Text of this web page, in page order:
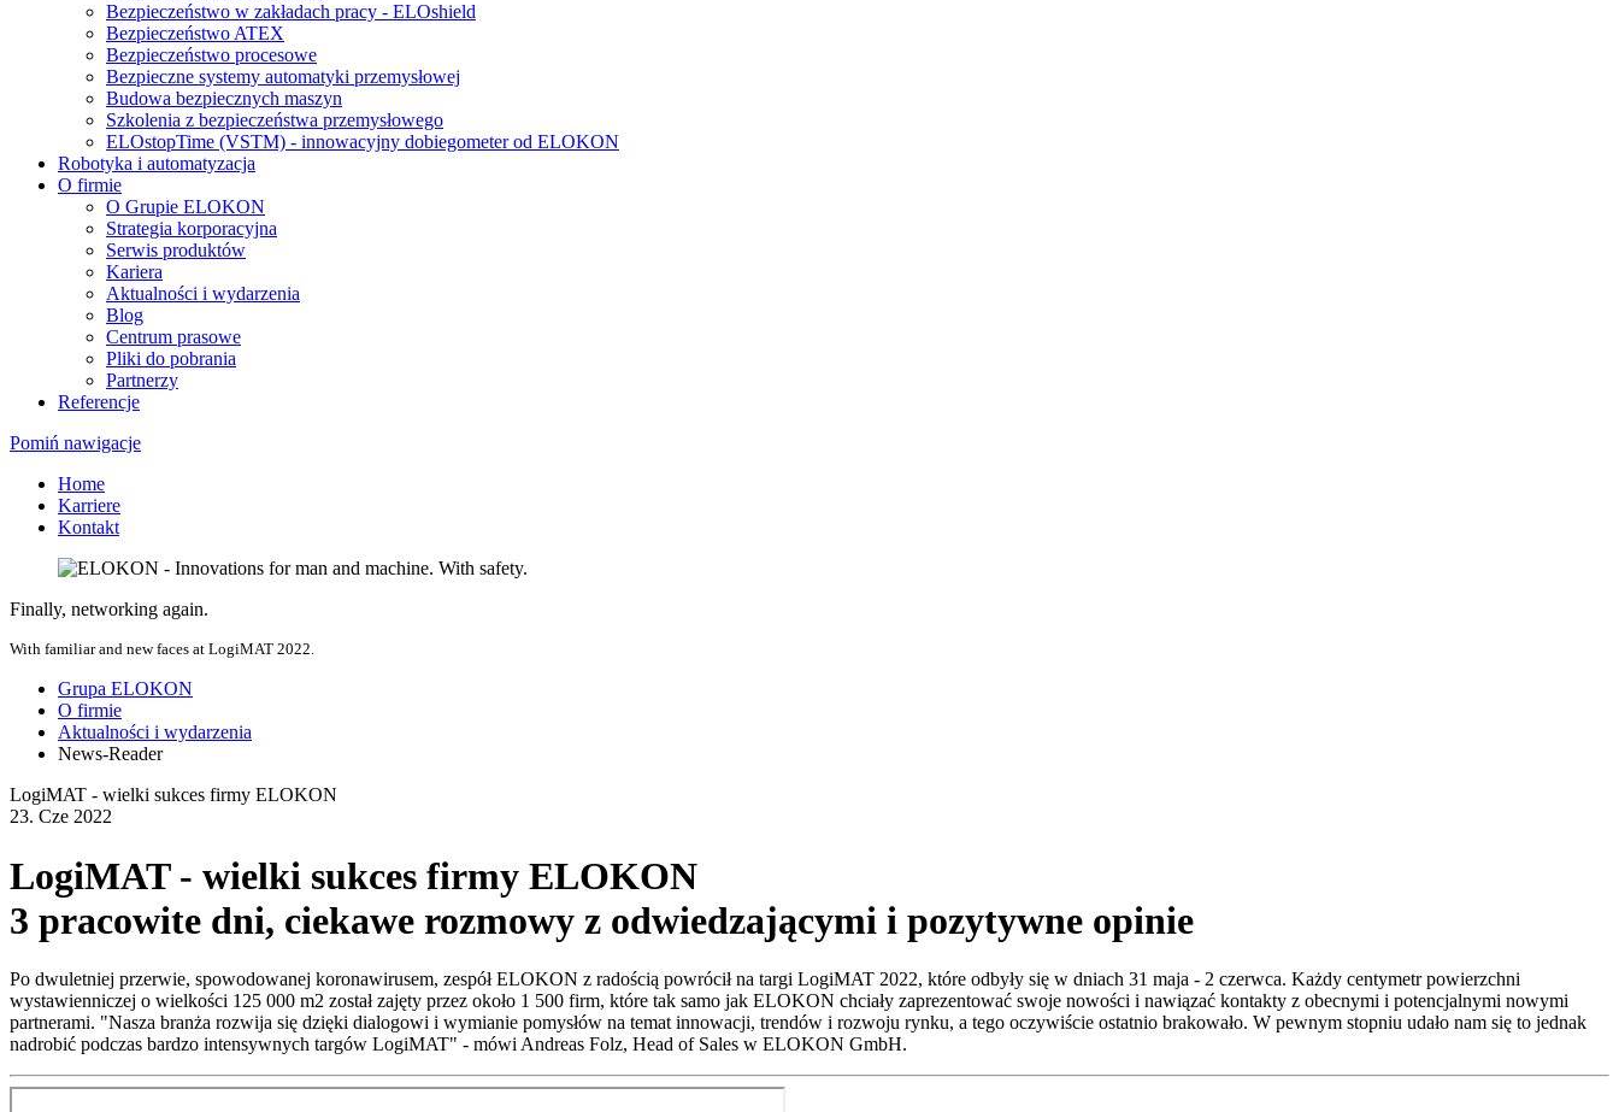
Bezpieczeństwo w zakładach pracy - ELOshield
Bezpieczeństwo ATEX
Bezpieczeństwo procesowe
Bezpieczne systemy automatyki przemysłowej
Budowa bezpiecznych maszyn
Szkolenia z bezpieczeństwa przemysłowego
ELOstopTime (VSTM) - innowacyjny dobiegometer od ELOKON
Robotyka i automatyzacja
O firmie
O Grupie ELOKON
Strategia korporacyjna
Serwis produktów
Kariera
Aktualności i wydarzenia
Blog
Centrum prasowe
Pliki do pobrania
Partnerzy
Referencje
Pomiń nawigacje
Home
Karriere
Kontakt
Finally, networking again.
With familiar and new faces at LogiMAT 2022.
Grupa ELOKON
O firmie
Aktualności i wydarzenia
News-Reader
LogiMAT - wielki sukces firmy ELOKON
23. Cze 2022
LogiMAT - wielki sukces firmy ELOKON
3 pracowite dni, ciekawe rozmowy z odwiedzającymi i pozytywne opinie
Po dwuletniej przerwie, spowodowanej koronawirusem, zespół ELOKON z radością powrócił na targi LogiMAT 2022, które odbyły się w dniach 31 maja - 2 czerwca. Każdy centymetr powierzchni
wystawienniczej o wielkości 125 000 m2 został zajęty przez około 1 500 firm, które tak samo jak ELOKON chciały zaprezentować swoje nowości i nawiązać kontakty z obecnymi i potencjalnymi nowymi
partnerami. "Nasza branża rozwija się dzięki dialogowi i wymianie pomysłów na temat innowacji, trendów i rozwoju rynku, a tego oczywiście ostatnio brakowało. W pewnym stopniu udało nam się to jednak
nadrobić podczas bardzo intensywnych targów LogiMAT" - mówi Andreas Folz, Head of Sales w ELOKON GmbH.